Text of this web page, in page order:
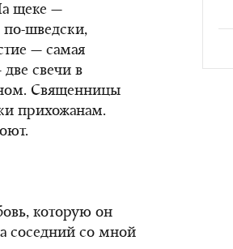
щеке —
шведски,
— самая
свечи в
Священницы
прихожанам.
которую он
соседний со мной